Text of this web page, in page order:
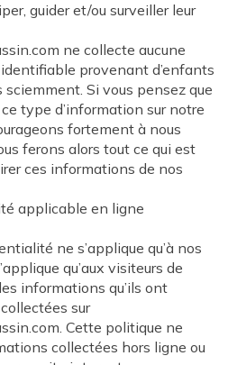
guider et/ou surveiller leur
ne collecte aucune
provenant d’enfants
Si vous pensez que
type d’information sur notre
fortement à nous
ferons alors tout ce qui est
ces informations de nos
applicable en ligne
ne s’applique qu’à nos
qu’aux visiteurs de
informations qu’ils ont
sur
Cette politique ne
collectées hors ligne ou